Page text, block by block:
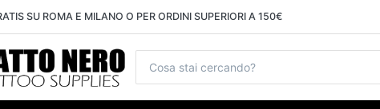
SU ROMA E MILANO O PER ORDINI SUPERIORI A 150€